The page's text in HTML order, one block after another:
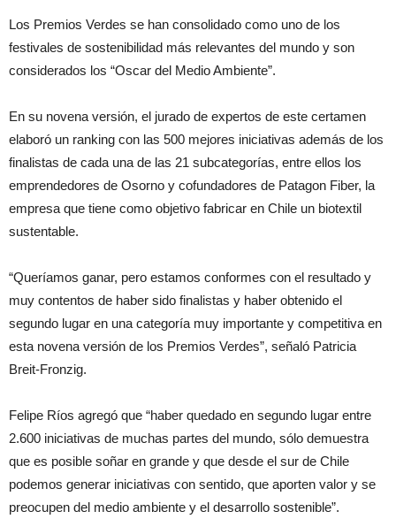
Los Premios Verdes se han consolidado como uno de los
festivales de sostenibilidad más relevantes del mundo y son
considerados los “Oscar del Medio Ambiente”.
En su novena versión, el jurado de expertos de este certamen
elaboró un ranking con las 500 mejores iniciativas además de los
finalistas de cada una de las 21 subcategorías, entre ellos los
emprendedores de Osorno y cofundadores de Patagon Fiber, la
empresa que tiene como objetivo fabricar en Chile un biotextil
sustentable.
“Queríamos ganar, pero estamos conformes con el resultado y
muy contentos de haber sido finalistas y haber obtenido el
segundo lugar en una categoría muy importante y competitiva en
esta novena versión de los Premios Verdes”, señaló Patricia
Breit-Fronzig.
Felipe Ríos agregó que “haber quedado en segundo lugar entre
2.600 iniciativas de muchas partes del mundo, sólo demuestra
que es posible soñar en grande y que desde el sur de Chile
podemos generar iniciativas con sentido, que aporten valor y se
preocupen del medio ambiente y el desarrollo sostenible”.